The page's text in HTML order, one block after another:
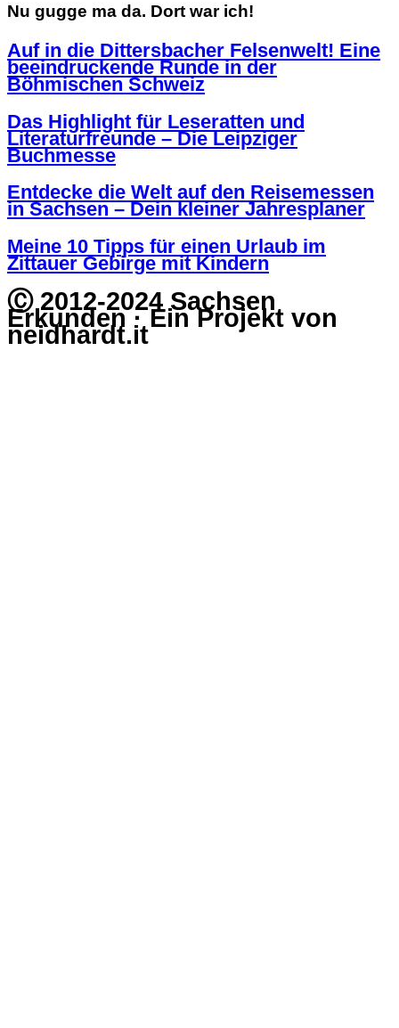
Nu gugge ma da. Dort war ich!
Auf in die Dittersbacher Felsenwelt! Eine
beeindruckende Runde in der
Böhmischen Schweiz
Das Highlight für Leseratten und
Literaturfreunde – Die Leipziger
Buchmesse
Entdecke die Welt auf den Reisemessen
in Sachsen – Dein kleiner Jahresplaner
Meine 10 Tipps für einen Urlaub im
Zittauer Gebirge mit Kindern
Ⓒ 2012-2024 Sachsen
Erkunden · Ein Projekt von
neidhardt.it